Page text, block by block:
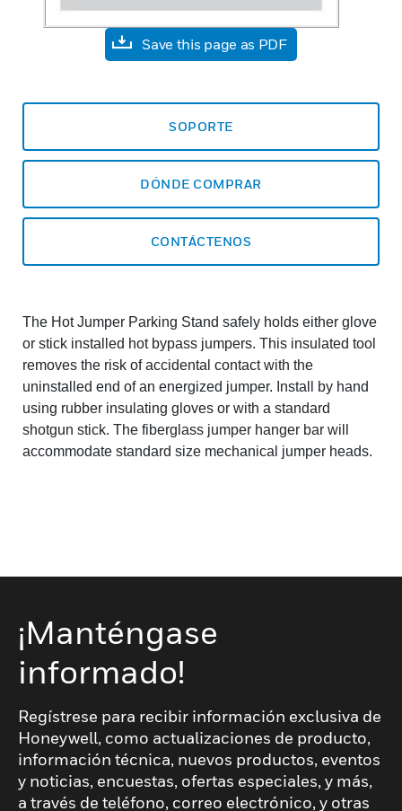
Save this page as PDF
SOPORTE
DÓNDE COMPRAR
CONTÁCTENOS
The Hot Jumper Parking Stand safely holds either glove
or stick installed hot bypass jumpers. This insulated tool
removes the risk of accidental contact with the
uninstalled end of an energized jumper. Install by hand
using rubber insulating gloves or with a standard
shotgun stick. The fiberglass jumper hanger bar will
accommodate standard size mechanical jumper heads.
¡Manténgase
informado!
Regístrese para recibir información exclusiva de
Honeywell, como actualizaciones de producto,
información técnica, nuevos productos, eventos
y noticias, encuestas, ofertas especiales, y más,
a través de teléfono, correo electrónico, y otras